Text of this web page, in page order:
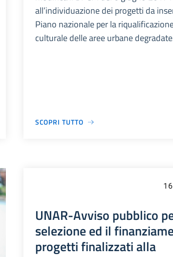
all’individuazione dei progetti da
Piano nazionale per la
culturale delle aree urbane
SCOPRI TUTTO
UNAR-Avviso pubblico
selezione ed il
progetti finalizzati alla